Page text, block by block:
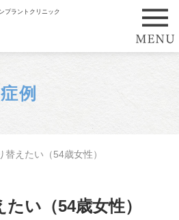
プラントクリニック
症例
替えたい（54歳女性）
い（54歳女性）